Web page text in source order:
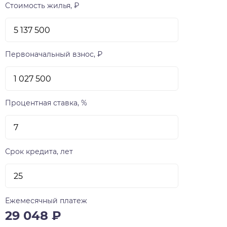
сдаваться с предчистовой отделкой white box,
электроразводку, подоконники и откосы, а
готов заниматься ремонтом могут заказать у
вида такой отделки — «Теплые тона» и
стилобатной части LUNA разместятся детская
архитектурные формы — пьяцца (маленькая
деревянный настил и комфортабельные
благоустройства двора — отдых и созерцание.
двора будут способствовать формированию по-
атмосферы. LUNA начинаются со второго
Стоимость жилья, ₽
Первоначальный взнос, ₽
Процентная ставка, %
Срок кредита, лет
Ежемесячный платеж
29 048 ₽